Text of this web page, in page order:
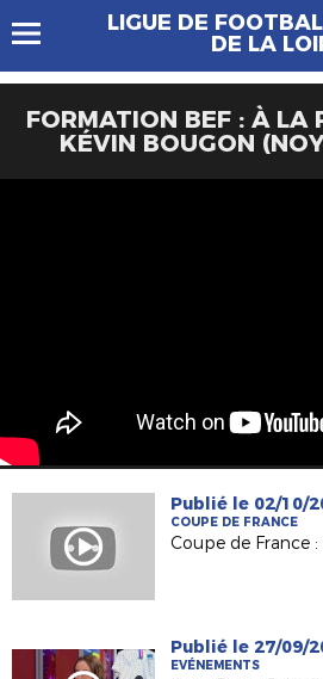
LIGUE DE
DE LA
FORMATION BEF : À LA
KÉVIN BOUGON
Publié le 02/10/
COUPE DE FRANCE
Publié le 27/09/
EVÉNEMENTS